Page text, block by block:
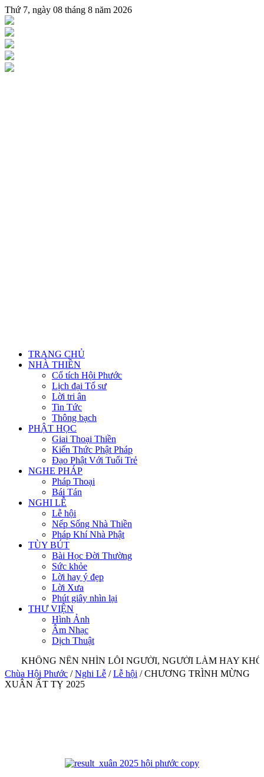
Thứ 7, ngày 08 tháng 8 năm 2026
TRANG CHỦ
NHÀ THIỀN
Cổ tích Hội Phước
Lịch đại Tổ sư
Lời tri ân
Tin Tức
Thông bạch
PHẬT HỌC
Giai Thoại Thiền
Kiến Thức Phật Pháp
Đạo Phật Với Tuổi Trẻ
NGHE PHÁP
Pháp Thoại
Bái Tán
NGHI LỄ
Lễ hội
Nếp Sống Nhà Thiền
Pháp Khí Nhà Phật
TÙY BÚT
Bài Học Đời Thường
Sức khỏe
Lời hay ý đẹp
Lời Xưa
Phút giây nhìn lại
THƯ VIỆN
Hình Ảnh
Âm Nhạc
Dịch Thuật
KHÔNG NÊN NHÌN LỖI NGƯỜI, NGƯỜI LÀM HAY
Chùa Hội Phước / Nghi Lễ / Lễ hội / CHƯƠNG TRÌNH MỪNG
XUÂN ẤT TỴ 2025